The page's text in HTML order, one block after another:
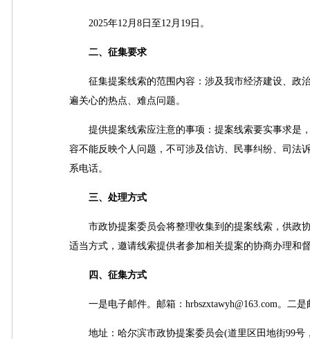
2025年12月8日至12月19日。
二、征集要求
征集提案线索的范围内容：涉及我市经济建设、政
遍关心的热点、难点问题。
提供提案线索应注意的事项：提案线索要实事求是
容不能反映个人问题，不可涉及信访、民事纠纷、司法
系电话。
三、处理方式
市政协提案委员会将整理收集到的提案线索，供政
适当方式，邀请线索提供者参加相关提案的协商办理和
四、征集方式
一是电子邮件。邮箱：hrbszxtawyh@163.com。二是
地址：哈尔滨市政协提案委员会(道里区田地街99号